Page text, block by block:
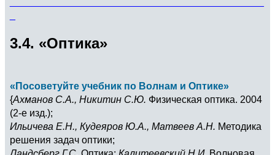
3.4. «Оптика»
«Посоветуйте учебник по Волнам и Оптике»
{Ахманов С.А., Никитин С.Ю. Физическая оптика. 2004
(2-е изд.);
Ильичева Е.Н., Кудеяров Ю.А., Матвеев А.Н. Методика
решения задач оптики;